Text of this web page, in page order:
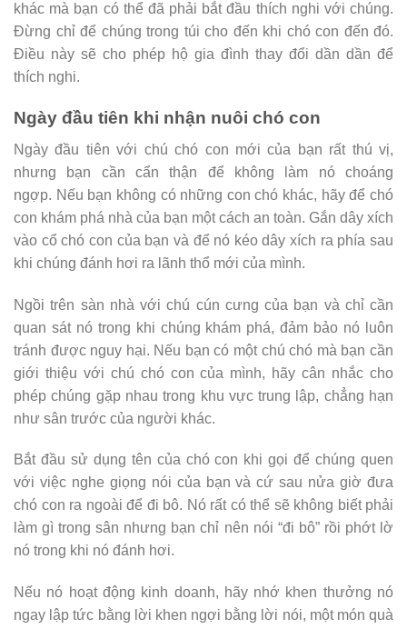
khác mà bạn có thể đã phải bắt đầu thích nghi với chúng.
Đừng chỉ để chúng trong túi cho đến khi chó con đến đó.
Điều này sẽ cho phép hộ gia đình thay đổi dần dần để
thích nghi.
Ngày đầu tiên khi nhận nuôi chó con
Ngày đầu tiên với chú chó con mới của bạn rất thú vị,
nhưng bạn cần cẩn thận để không làm nó choáng
ngợp. Nếu bạn không có những con chó khác, hãy để chó
con khám phá nhà của bạn một cách an toàn. Gắn dây xích
vào cổ chó con của bạn và để nó kéo dây xích ra phía sau
khi chúng đánh hơi ra lãnh thổ mới của mình.
Ngồi trên sàn nhà với chú cún cưng của bạn và chỉ cần
quan sát nó trong khi chúng khám phá, đảm bảo nó luôn
tránh được nguy hại. Nếu bạn có một chú chó mà bạn cần
giới thiệu với chú chó con của mình, hãy cân nhắc cho
phép chúng gặp nhau trong khu vực trung lập, chẳng hạn
như sân trước của người khác.
Bắt đầu sử dụng tên của chó con khi gọi để chúng quen
với việc nghe giọng nói của bạn và cứ sau nửa giờ đưa
chó con ra ngoài để đi bô. Nó rất có thể sẽ không biết phải
làm gì trong sân nhưng bạn chỉ nên nói “đi bô” rồi phớt lờ
nó trong khi nó đánh hơi.
Nếu nó hoạt động kinh doanh, hãy nhớ khen thưởng nó
ngay lập tức bằng lời khen ngợi bằng lời nói, một món quà